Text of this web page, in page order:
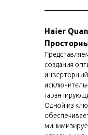
Haier
создания
Одной из